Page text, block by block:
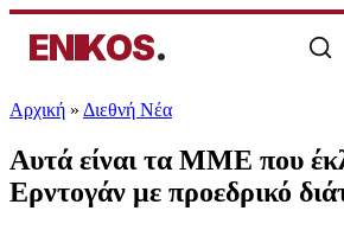
ENIKOS.
Αρχική » Διεθνή Νέα
Αυτά είναι τα ΜΜΕ που
Ερντογάν με προεδρικό